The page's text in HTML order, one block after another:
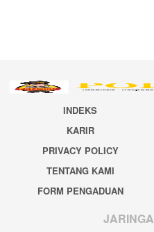
INDEKS
KARIR
PRIVACY POLICY
TENTANG KAMI
FORM PENGADUAN